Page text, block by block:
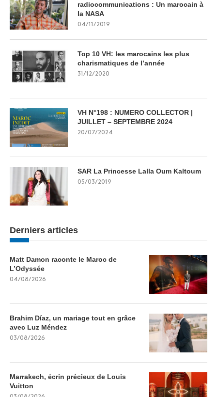
radiocommunications : Un marocain à
la NASA
04/11/2019
Top 10 VH: les marocains les plus
charismatiques de l’année
31/12/2020
VH N°198 : NUMERO COLLECTOR |
JUILLET – SEPTEMBRE 2024
20/07/2024
SAR La Princesse Lalla Oum Kaltoum
05/03/2019
Derniers articles
Matt Damon raconte le Maroc de
L’Odyssée
04/08/2026
Brahim Díaz, un mariage tout en grâce
avec Luz Méndez
03/08/2026
Marrakech, écrin précieux de Louis
Vuitton